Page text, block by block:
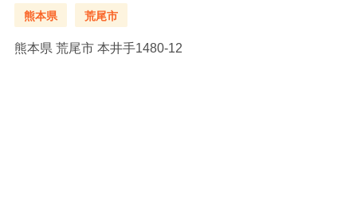
熊本県 荒尾市
熊本県 荒尾市 本井手1480-12